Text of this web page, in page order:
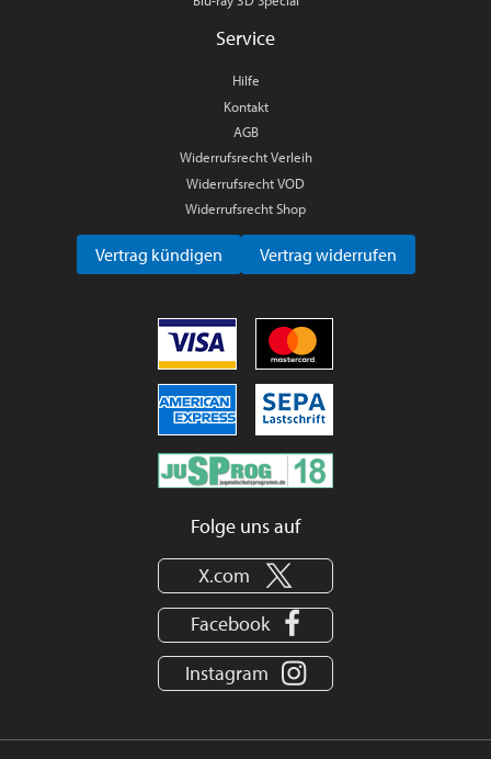
Service
Hilfe
Kontakt
AGB
Widerrufsrecht Verleih
Widerrufsrecht VOD
Widerrufsrecht Shop
Vertrag kündigen Vertrag widerrufen
Folge uns auf
X.com
Facebook
Instagram